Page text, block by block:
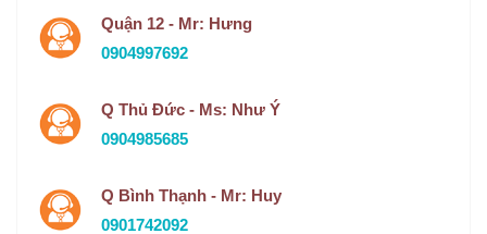
Quận 12 - Mr: Hưng
0904997692
Q Thủ Đức - Ms: Như Ý
0904985685
Q Bình Thạnh - Mr: Huy
0901742092